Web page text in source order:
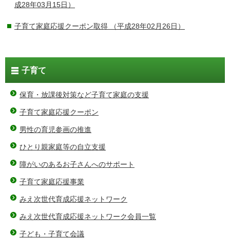
成28年03月15日）
子育て家庭応援クーポン取得 （平成28年02月26日）
子育て
保育・放課後対策など子育て家庭の支援
子育て家庭応援クーポン
男性の育児参画の推進
ひとり親家庭等の自立支援
障がいのあるお子さんへのサポート
子育て家庭応援事業
みえ次世代育成応援ネットワーク
みえ次世代育成応援ネットワーク会員一覧
子ども・子育て会議